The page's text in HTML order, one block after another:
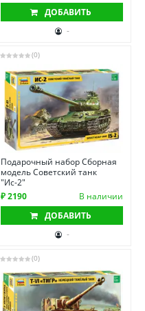
ДОБАВИТЬ
-
(0)
Подарочный набор Сборная
модель Советский танк
"Ис-2"
₽ 2190
В наличии
ДОБАВИТЬ
-
(0)